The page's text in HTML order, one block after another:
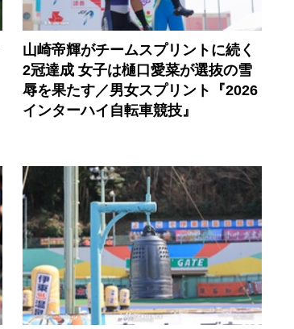
山崎帝輝がチームスプリントに続く
2冠達成 女子は樋口愛菜が選抜の雪
辱を果たす／男女スプリント『2026
インターハイ自転車競技』